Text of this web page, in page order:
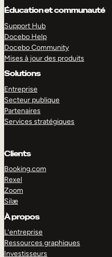
Éducation et communauté
Support Hub
Docebo Help
Docebo Community
Mises à jour des produits
Solutions
Entreprise
Secteur publique
Partenaires
Services stratégiques
Clients
Booking.com
Rexel
Zoom
Silæ
À propos
L’entreprise
Ressources graphiques
Investisseurs